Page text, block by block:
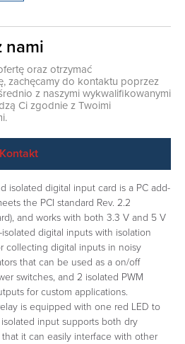
nami
oraz otrzymać
zachęcamy do kontaktu poprzez
z naszymi wykwalifikowanymi
Ci zgodnie z Twoimi
Kontakt
isolated digital input card is a PC add-
the PCI standard Rev. 2.2
and works with both 3.3 V and 5 V
digital inputs with isolation
collecting digital inputs in noisy
that can be used as a on/off
switches, and 2 isolated PWM
for custom applications.
is equipped with one red LED to
input supports both dry
it can easily interface with other